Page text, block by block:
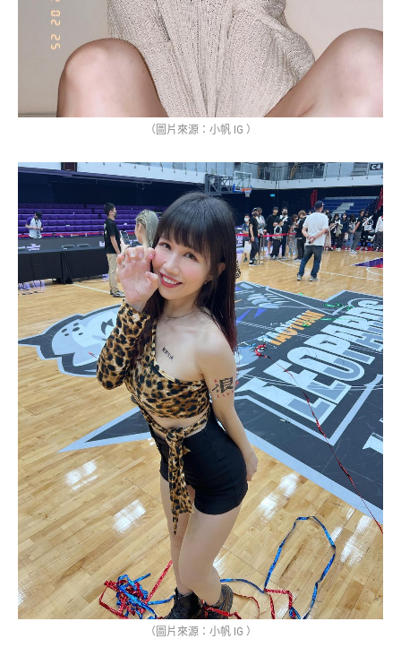
（圖片來源：小帆 IG ）
（圖片來源：小帆 IG ）